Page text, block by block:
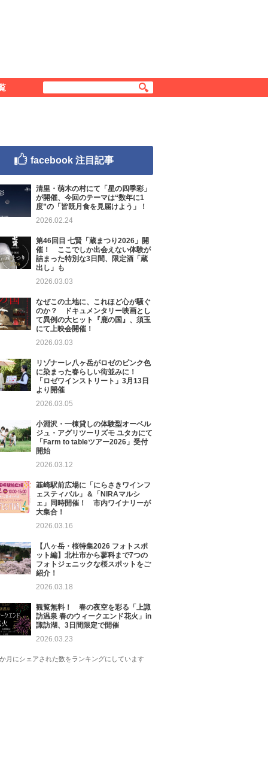
facebook 注目記事
清里・萌木の村にて「星の四季彩」
が開催、今回のテーマは“数年に1
度”の「皆既月食を見届けよう」！
2026.02.24
第46回目 七賢「蔵まつり2026」開
催！ ここでしか出会えない体験が
詰まった特別な3日間、限定酒「蔵
出し」も
2026.03.03
なぜこの土地に、これほど心が騒ぐ
のか？ ドキュメンタリー映画とし
て異例の大ヒット『鹿の国』、須玉
にて上映会開催！
2026.03.03
リゾナーレ八ヶ岳がロゼのピンク色
に染まった春らしい街並みに！
「ロゼワインストリート」3月13日
より開催
2026.03.05
小淵沢・一棟貸しの体験型オーベル
ジュ・アグリツーリズモ ユタカにて
「Farm to tableツアー2026」受付
開始
2026.03.12
韮崎駅前広場に「にらさきワインフ
ェスティバル」＆「NIRAマルシ
ェ」同時開催！ 市内ワイナリーが
大集合！
2026.03.16
【八ヶ岳・桜特集2026 フォトスポ
ット編】北杜市から蓼科まで7つの
フォトジェニックな桜スポットをご
紹介！
2026.03.18
観覧無料！ 春の夜空を彩る「上諏
訪温泉 春のウィークエンド花火」in
諏訪湖、3日間限定で開催
2026.03.23
月にシェアされた数をランキングにしています